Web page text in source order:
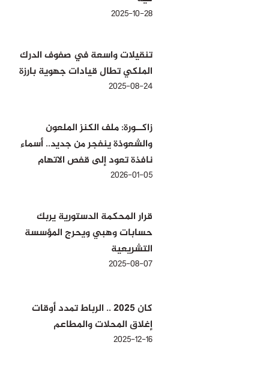
2025-10-28
تنقيلات واسعة في صفوف الدرك
الملكي تطال قيادات جهوية بارزة
2025-08-24
زاكــورة: ملف الكنز الملعون
والشعوذة ينفجر من جديد.. أسماء
نافذة تعود إلى قفص الاتهام
2026-01-05
قرار المحكمة الدستورية يربك
حسابات وهبي ويحرج المؤسسة
التشريعية
2025-08-07
كان 2025 .. الرباط تمدد أوقات
إغلاق المحلات والمطاعم
2025-12-16